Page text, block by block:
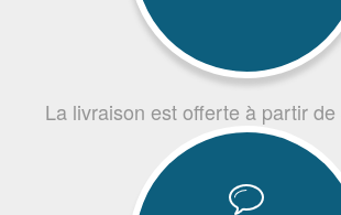
La livraison est offerte à partir